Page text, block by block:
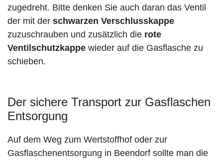
zugedreht. Bitte denken Sie auch daran das Ventil
der mit der schwarzen Verschlusskappe
zuzuschrauben und zusätzlich die rote
Ventilschutzkappe wieder auf die Gasflasche zu
schieben.
Der sichere Transport zur Gasflaschen
Entsorgung
Auf dem Weg zum Wertstoffhof oder zur
Gasflaschenentsorgung in Beendorf sollte man die